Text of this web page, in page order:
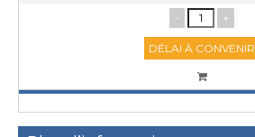
- +
DÉLAI À CONVENIR